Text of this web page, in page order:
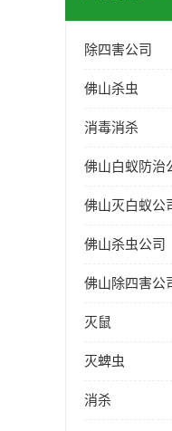
除四害公司
佛山杀虫
消毒消杀
佛山白蚁防治
佛山灭白蚁公
佛山杀虫公司
佛山除四害公
灭鼠
灭蜱虫
消杀